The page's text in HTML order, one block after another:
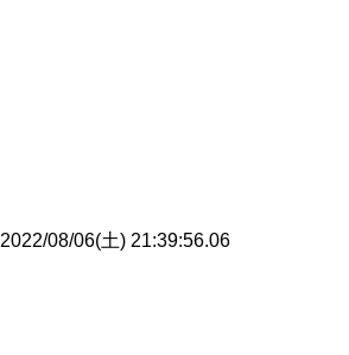
2022/08/06(土) 21:39:56.06